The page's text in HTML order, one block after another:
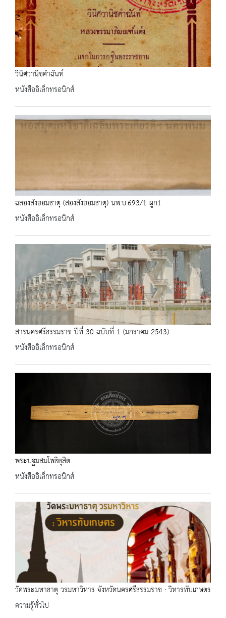
วินิศวานิชคำฉันท์
หนังสืออิเล็กทรอนิกส์
ฉลองสังฮอมธาตุ (สองสังฮอมธาตุ) นพ.บ.693/1 ผูก1
หนังสืออิเล็กทรอนิกส์
สารนครศรีธรรมราช ปีที่ 30 ฉบับที่ 1 (มกราคม 2543)
หนังสืออิเล็กทรอนิกส์
พระปฐมสมโพธิดุสิต
หนังสืออิเล็กทรอนิกส์
วัดพระมหาธาตุ วรมหาวิหาร จังหวัดนครศรีธรรมราช : วิหารทับเกษตร
ความรู้ทั่วไป